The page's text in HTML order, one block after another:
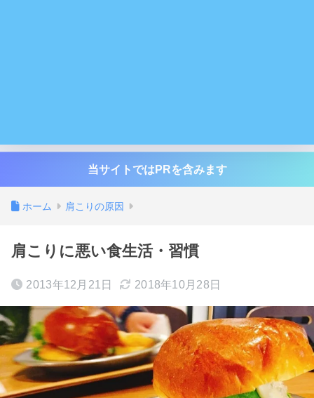
当サイトではPRを含みます
ホーム 肩こりの原因
肩こりに悪い食生活・習慣
2013年12月21日 2018年10月28日